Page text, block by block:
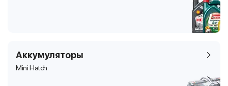
Аккумуляторы
Mini Hatch